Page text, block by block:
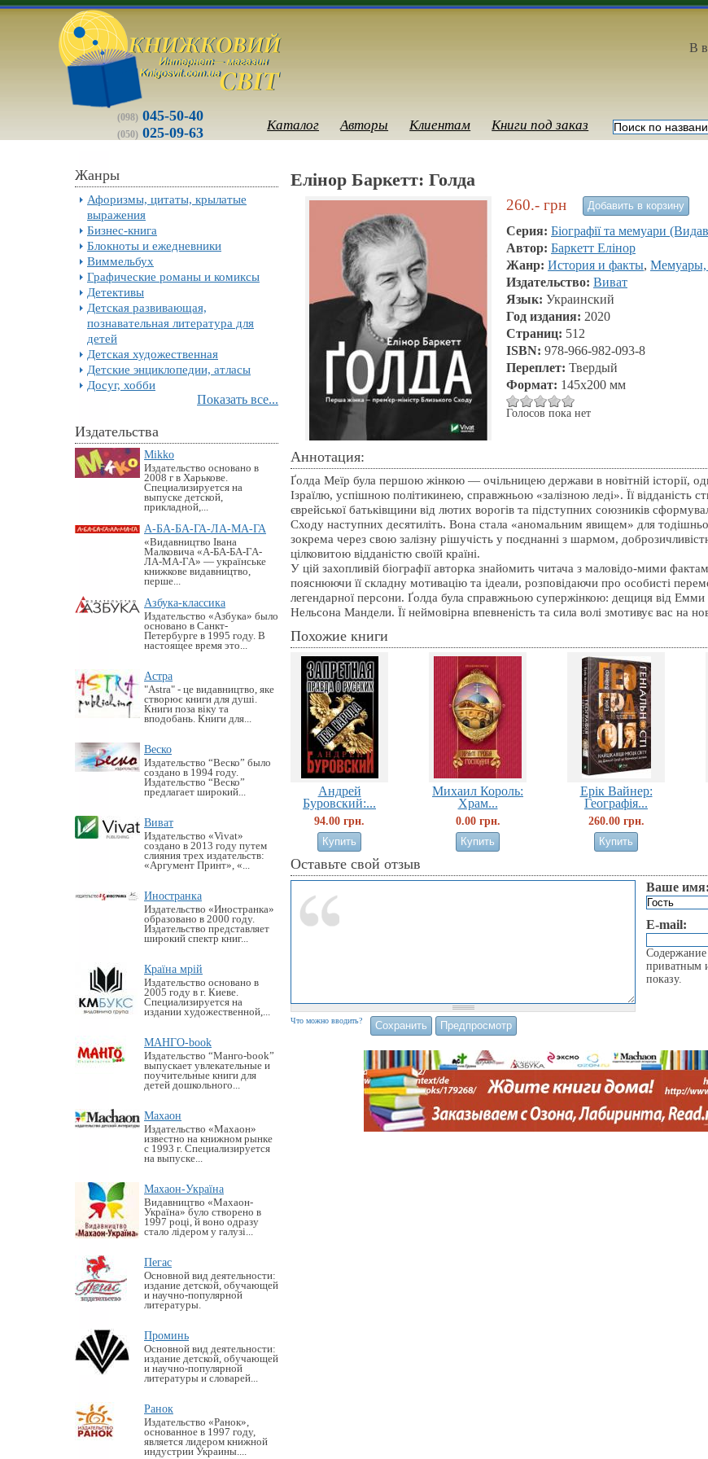
(098) 045-50-40
(050) 025-09-63
В
Каталог Авторы Клиентам Книги под заказ
Жанры
Афоризмы, цитаты, крылатые
выражения
Бизнес-книга
Блокноты и ежедневники
Виммельбух
Графические романы и комиксы
Детективы
Детская развивающая,
познавательная литература для
детей
Детская художественная
Детские энциклопедии, атласы
Досуг, хобби
Показать все...
Издательства
Mikko
Издательство основано в
2008 г в Харькове.
Специализируется на
выпуске детской,
прикладной,...
А-БА-БА-ГА-ЛА-МА-ГА
«Видавництво Івана
Малковича «А-БА-БА-ГА-
ЛА-МА-ГА» — українське
книжкове видавництво,
перше...
Азбука-классика
Издательство «Азбука» было
основано в Санкт-
Петербурге в 1995 году. В
настоящее время это...
Астра
"Astra" - це видавництво, яке
створює книги для душі.
Книги поза віку та
вподобань. Книги для...
Веско
Издательство “Веско” было
создано в 1994 году.
Издательство “Веско”
предлагает широкий...
Виват
Издательство «Vivat»
создано в 2013 году путем
слияния трех издательств:
«Аргумент Принт», «...
Иностранка
Издательство «Иностранка»
образовано в 2000 году.
Издательство представляет
широкий спектр книг...
Країна мрій
Издательство основано в
2005 году в г. Киеве.
Специализируется на
издании художественной,...
МАНГО-book
Издательство “Манго-book”
выпускает увлекательные и
поучительные книги для
детей дошкольного...
Махаон
Издательство «Махаон»
известно на книжном рынке
с 1993 г. Специализируется
на выпуске...
Махаон-Україна
Видавництво «Махаон-
Україна» було створено в
1997 році, й воно одразу
стало лідером у галузі...
Пегас
Основной вид деятельности:
издание детской, обучающей
и научно-популярной
литературы.
Проминь
Основной вид деятельности:
издание детской, обучающей
и научно-популярной
литературы и словарей...
Ранок
Издательство «Ранок»,
основанное в 1997 году,
является лидером книжной
индустрии Украины....
Елiнор Баркетт: Голда
260.- грн
Серия: Біографії та мемуари
Автор: Баркетт Елiнор
Жанр: История и факты, Мемуары,
Издательство: Виват
Язык: Украинский
Год издания: 2020
Страниц: 512
ISBN: 978-966-982-093-8
Переплет: Твердый
Формат: 145х200 мм
Голосов пока нет
Аннотация:
Ґолда Меїр була першою жінкою — очільницею держави в новітній історії,
Ізраїлю, успішною політикинею, справжньою «залізною леді». Її відданість
єврейської батьківщини від лютих ворогів та підступних союзників
Сходу наступних десятиліть. Вона стала «аномальним явищем» для
зокрема через свою залізну рішучість у поєднанні з шармом,
цілковитою відданістю своїй країні.
У цій захопливій біографії авторка знайомить читача з маловідо-мими
пояснюючи її складну мотивацію та ідеали, розповідаючи про особисті
легендарної персони. Ґолда була справжньою супержінкою: дещиця від
Нельсона Мандели. Її неймовірна впевненість та сила волі змотивує вас на
Похожие книги
Андрей
Буровский:...
94.00 грн.
Михаил Король:
Храм...
0.00 грн.
Ерік Вайнер:
Географія...
260.00 грн.
Оставьте свой отзыв
Ваше имя:
E-mail:
Содержание
приватным
показу.
Что можно вводить?